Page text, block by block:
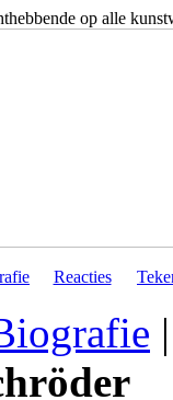
op alle
Reacties